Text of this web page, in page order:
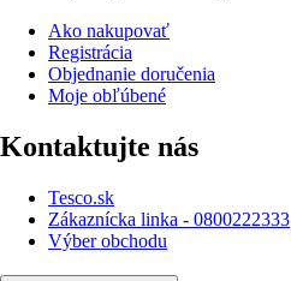
Ako nakupovať
Registrácia
Objednanie doručenia
Moje obľúbené
Kontaktujte nás
Tesco.sk
Zákaznícka linka - 0800222333
Výber obchodu